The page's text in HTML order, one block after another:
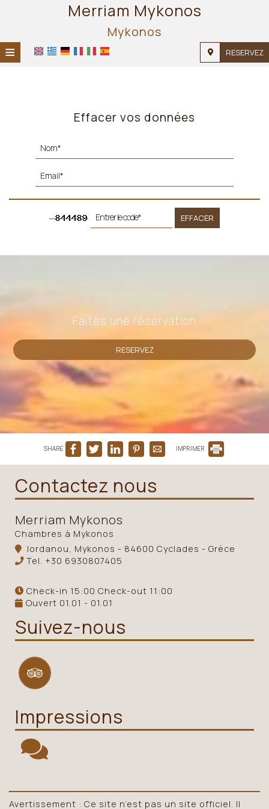
Merriam Mykonos
Mykonos
≡ RESERVEZ
HÉBERGEMENT
Effacer vos données
EFFACER
Faites une réservation
RESERVEZ
SHARE IMPRIMER
Contactez nous
Merriam Mykonos
Chambres à Mykonos
Iordanou, Mykonos - 84600 Cyclades - Grèce
Tel. +30 6930807405
Check-in 15:00 Check-out 11:00
Ouvert 01.01 - 01.01
Suivez-nous
Impressions
Avertissement : Ce site n’est pas un site officiel. Il